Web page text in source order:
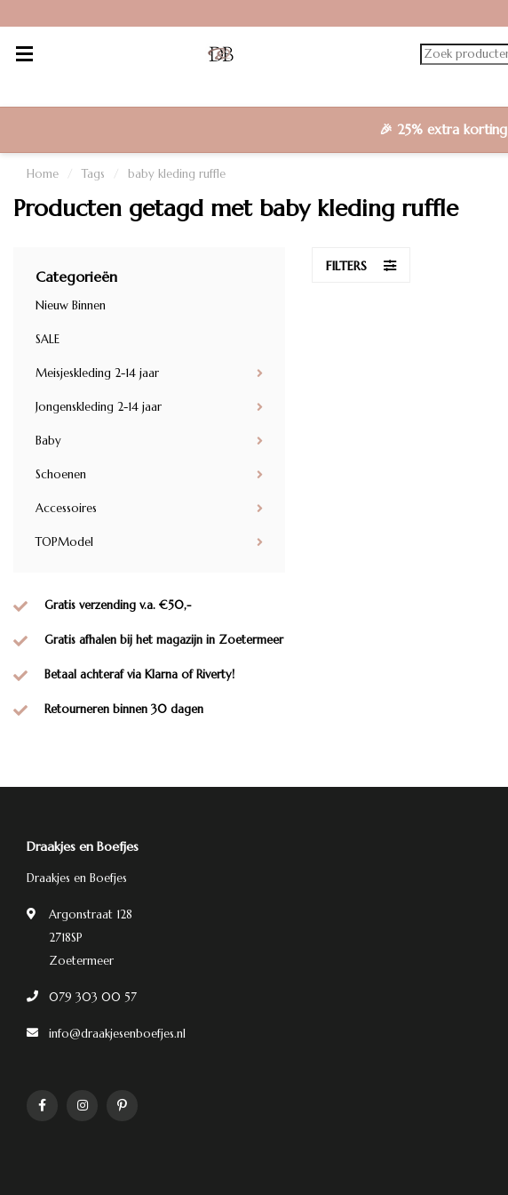
🎉 25% extra korting
Home / Tags / baby kleding ruffle
Producten getagd met baby kleding ruffle
Categorieën
Nieuw Binnen
SALE
Meisjeskleding 2-14 jaar
Jongenskleding 2-14 jaar
Baby
Schoenen
Accessoires
TOPModel
Gratis verzending v.a. €50,-
Gratis afhalen bij het magazijn in Zoetermeer
Betaal achteraf via Klarna of Riverty!
Retourneren binnen 30 dagen
FILTERS
Draakjes en Boefjes
Draakjes en Boefjes
Argonstraat 128
2718SP
Zoetermeer
079 303 00 57
info@draakjesenboefjes.nl